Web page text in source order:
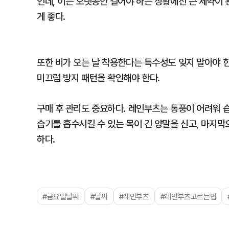
게 좋다.
또한 비가 오는 날 착용한다는 특수성도 잊지 말아야
미끄럼 방지 패턴을 확인해야 한다.
구매 후 관리도 중요하다. 레인부츠는 통풍이 어려워
습기를 흡수시킬 수 있는 목이 긴 양말을 신고, 마지
하다.
#금요일날씨 #날씨 #레인부츠 #레인부츠고르는법